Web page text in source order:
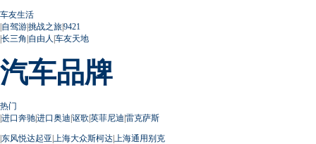
车友生活
|自驾游|挑战之旅|9421
|长三角 |自由人 |车友天地
汽车品牌
热门
|进口奔驰|进口奥迪|讴歌|英菲尼迪|雷克萨斯
|东风悦达起亚| 上海大众斯柯达| 上海通用别克